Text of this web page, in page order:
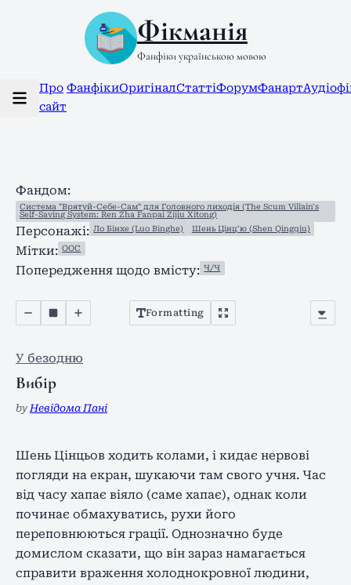
Фікманія
Фанфіки українською мовою
Про
сайт
ФанфікиОригіналСтаттіФорумФанарт
Фандом:
Система "Врятуй-Себе-Сам" для Головного лиходія (The Scum Villain's
Self-Saving System: Ren Zha Fanpai Zijiu Xitong)
Персонажі: Ло Бінхе (Luo Binghe) Шень Цінц'ю (Shen Qingqiu)
Мітки: ООС
Попередження щодо вмісту: Ч/Ч
Formatting
У безодню
Вибір
by Невідома Пані
Шень Цінцьов ходить колами, і кидає нервові
погляди на екран, шукаючи там свого учня. Час
від часу хапає віяло (саме хапає), однак коли
починає обмахуватись, рухи його
переповнюються грації. Однозначно буде
домислом сказати, що він зараз намагається
справити враження холоднокровної людини,